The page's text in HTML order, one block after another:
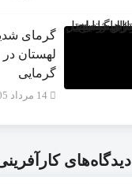
گرمای
لهستان در
گرمایی
14 مرداد 1405
دیدگاه‌های